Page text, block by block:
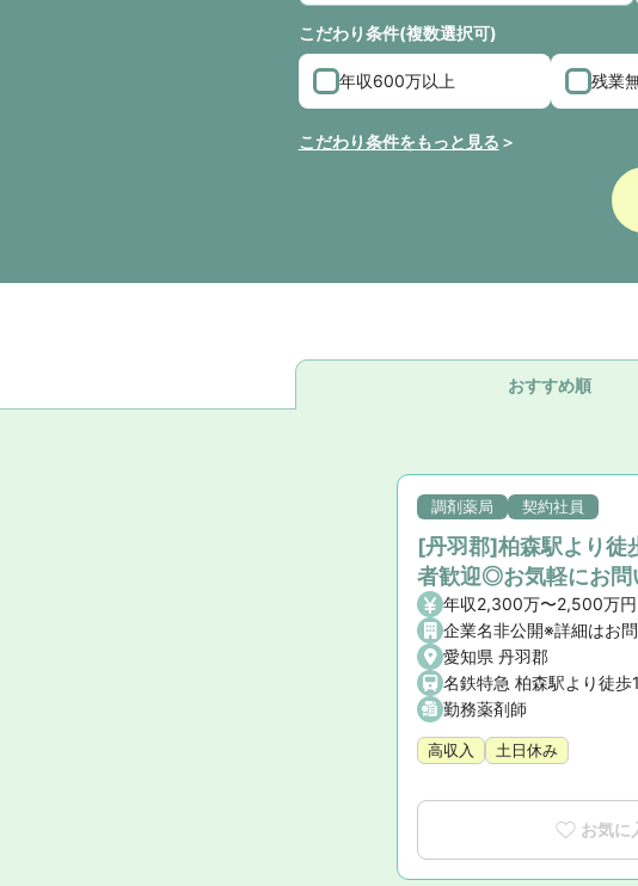
こだわり条件(複数選択可)
年収600万以上 残業
こだわり条件をもっと見る
おすすめ順
調剤薬局 契約社員
[丹羽郡]柏森駅より徒
者歓迎◎お気軽にお問
年収2,300万〜2,500万円
企業名非公開※詳細はお
愛知県 丹羽郡
名鉄特急 柏森駅より徒歩
勤務薬剤師
高収入 土日休み
お気に